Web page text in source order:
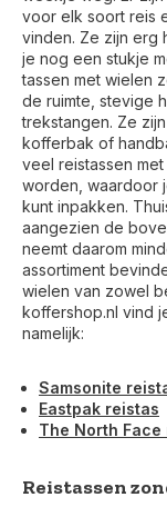
voor elk soort reis
vinden. Ze zijn erg
je nog een stukje
tassen met wielen
de ruimte, stevige
trekstangen. Ze
kofferbak of
veel reistassen
worden, waardoor
kunt inpakken.
aangezien de
neemt daarom
assortiment
wielen van zowel
koffershop.nl vind
namelijk:
Samsonite
Eastpak reistas
The North Face
Reistassen